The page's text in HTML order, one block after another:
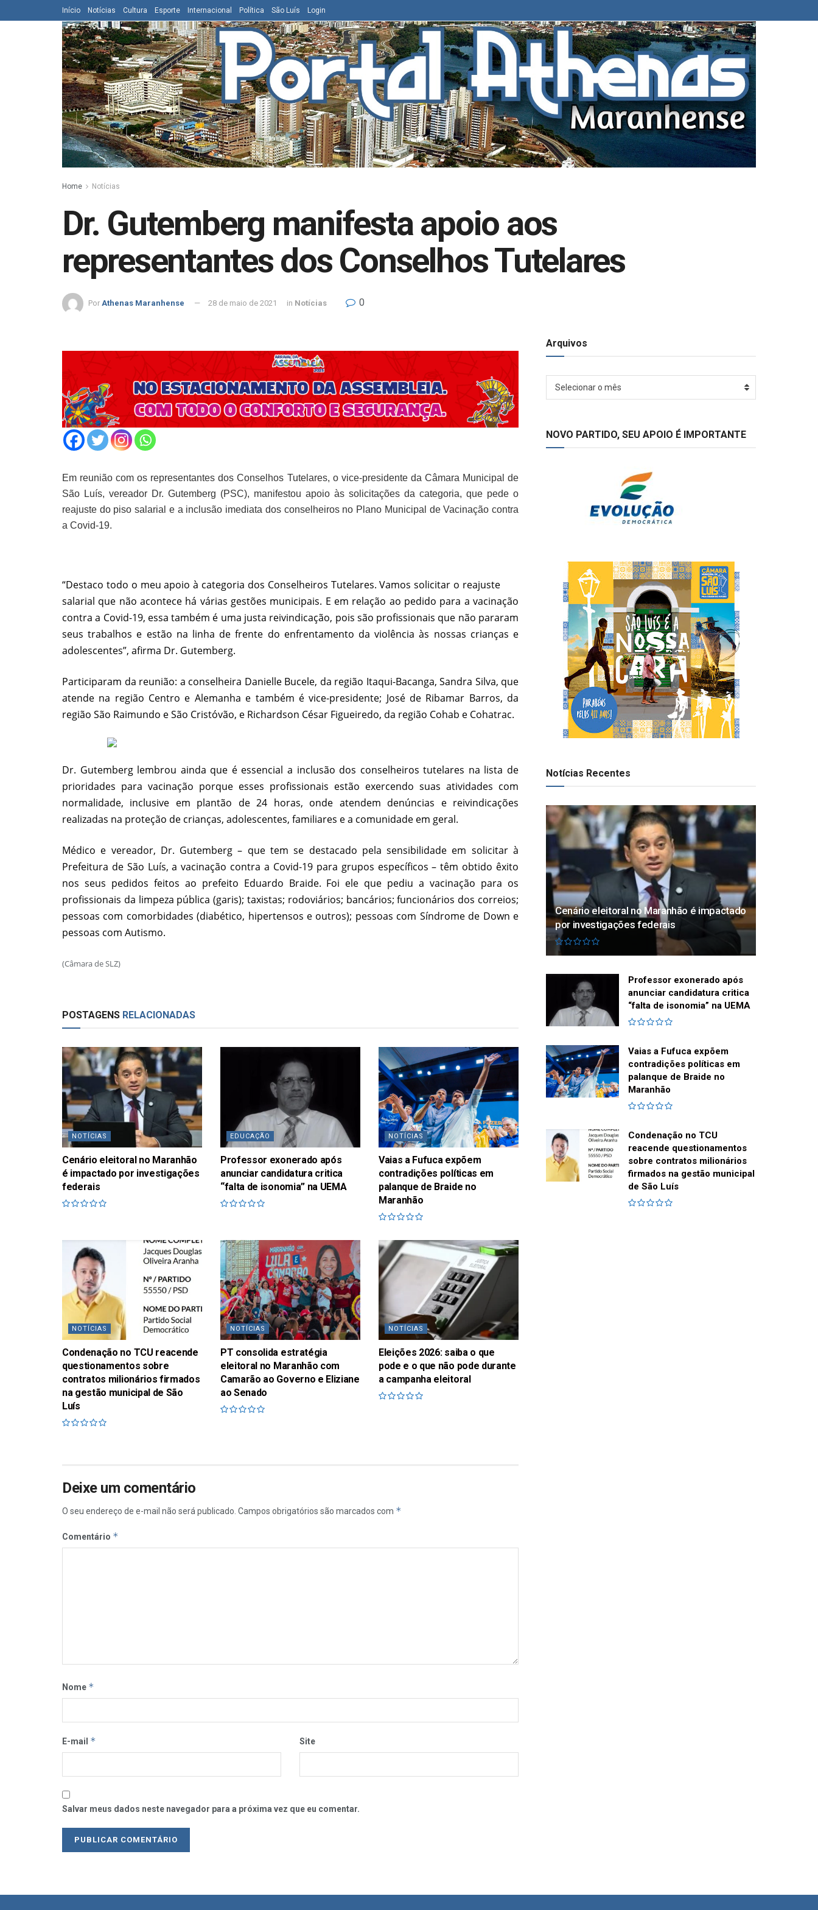
Início Notícias Cultura Esporte Internacional Política São Luís Login
Home Notícias
Dr. Gutemberg manifesta apoio aos
representantes dos Conselhos Tutelares
Por Athenas Maranhense 28 de maio de 2021 in Notícias 0
Em reunião com os representantes dos Conselhos Tutelares, o vice-presidente da Câmara Municipal de
São Luís, vereador Dr. Gutemberg (PSC), manifestou apoio às solicitações da categoria, que pede o
reajuste do piso salarial e a inclusão imediata dos conselheiros no Plano Municipal de Vacinação contra
a Covid-19.
“Destaco todo o meu apoio à categoria dos Conselheiros Tutelares. Vamos solicitar o reajuste
salarial que não acontece há várias gestões municipais. E em relação ao pedido para a vacinação
contra a Covid-19, essa também é uma justa reivindicação, pois são profissionais que não pararam
seus trabalhos e estão na linha de frente do enfrentamento da violência às nossas crianças e
adolescentes”, afirma Dr. Gutemberg.
Participaram da reunião: a conselheira Danielle Bucele, da região Itaqui-Bacanga, Sandra Silva, que
atende na região Centro e Alemanha e também é vice-presidente; José de Ribamar Barros, da
região São Raimundo e São Cristóvão, e Richardson César Figueiredo, da região Cohab e Cohatrac.
Dr. Gutemberg lembrou ainda que é essencial a inclusão dos conselheiros tutelares na lista de
prioridades para vacinação porque esses profissionais estão exercendo suas atividades com
normalidade, inclusive em plantão de 24 horas, onde atendem denúncias e reivindicações
realizadas na proteção de crianças, adolescentes, familiares e a comunidade em geral.
Médico e vereador, Dr. Gutemberg – que tem se destacado pela sensibilidade em solicitar à
Prefeitura de São Luís, a vacinação contra a Covid-19 para grupos específicos – têm obtido êxito
nos seus pedidos feitos ao prefeito Eduardo Braide. Foi ele que pediu a vacinação para os
profissionais da limpeza pública (garis); taxistas; rodoviários; bancários; funcionários dos correios;
pessoas com comorbidades (diabético, hipertensos e outros); pessoas com Síndrome de Down e
pessoas com Autismo.
(Câmara de SLZ)
POSTAGENS RELACIONADAS
NOTÍCIAS
Cenário eleitoral no Maranhão
é impactado por investigações
federais
EDUCAÇÃO
Professor exonerado após
anunciar candidatura critica
“falta de isonomia” na UEMA
NOTÍCIAS
Vaias a Fufuca expõem
contradições políticas em
palanque de Braide no
Maranhão
NOTÍCIAS
Condenação no TCU reacende
questionamentos sobre
contratos milionários firmados
na gestão municipal de São
Luís
NOTÍCIAS
PT consolida estratégia
eleitoral no Maranhão com
Camarão ao Governo e Eliziane
ao Senado
NOTÍCIAS
Eleições 2026: saiba o que
pode e o que não pode durante
a campanha eleitoral
Deixe um comentário
O seu endereço de e-mail não será publicado. Campos obrigatórios são marcados com *
Comentário *
Nome *
E-mail * Site
Salvar meus dados neste navegador para a próxima vez que eu comentar.
Arquivos
Arquivos
Selecionar o mês
NOVO PARTIDO, SEU APOIO É IMPORTANTE
Notícias Recentes
Cenário eleitoral no Maranhão é impactado
por investigações federais
Professor exonerado após
anunciar candidatura critica
“falta de isonomia” na UEMA
Vaias a Fufuca expõem
contradições políticas em
palanque de Braide no
Maranhão
Condenação no TCU
reacende questionamentos
sobre contratos milionários
firmados na gestão municipal
de São Luís